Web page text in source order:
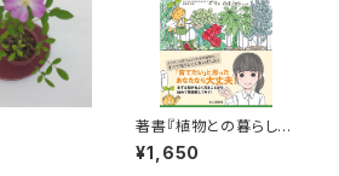
著書『植物との暮らし方
超入門』
¥1,650